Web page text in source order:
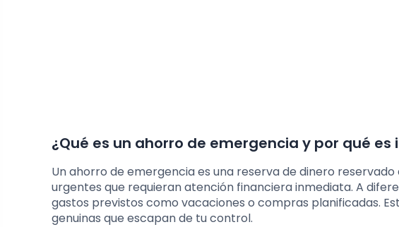
¿Qué es un ahorro de emergencia y por qué
Un ahorro de emergencia es una reserva de dinero
urgentes que requieran atención financiera inmediata. A
gastos previstos como vacaciones o compras planificadas.
genuinas que escapan de tu control.